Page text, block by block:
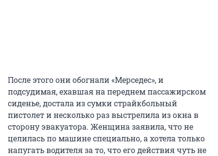
После этого они обогнали «Мерседес», и
подсудимая, ехавшая на переднем пассажирском
сиденье, достала из сумки страйкбольный
пистолет и несколько раз выстрелила из окна в
сторону эвакуатора. Женщина заявила, что не
целилась по машине специально, а хотела только
напугать водителя за то, что его действия чуть не